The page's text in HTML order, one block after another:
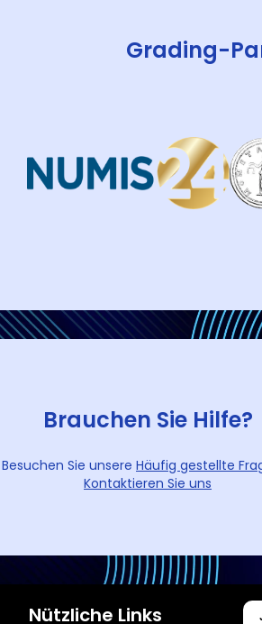
Grading-
Brauchen Sie Hilfe?
Besuchen Sie unsere Häufig gestellte
Kontaktieren Sie uns
Nützliche Links